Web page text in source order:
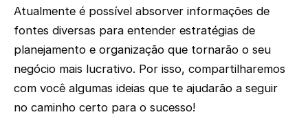
Atualmente é possível absorver informações de
fontes diversas para entender estratégias de
planejamento e organização que tornarão o seu
negócio mais lucrativo. Por isso, compartilharemos
com você algumas ideias que te ajudarão a seguir
no caminho certo para o sucesso!